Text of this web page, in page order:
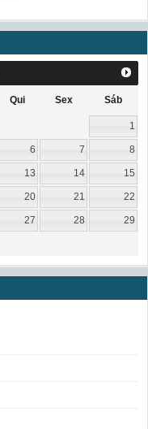
Qui Sex Sáb
1
6 7 8
13 14 15
20 21 22
27 28 29